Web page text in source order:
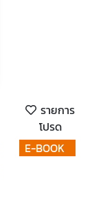
รายการ
โปรด
E-BOOK